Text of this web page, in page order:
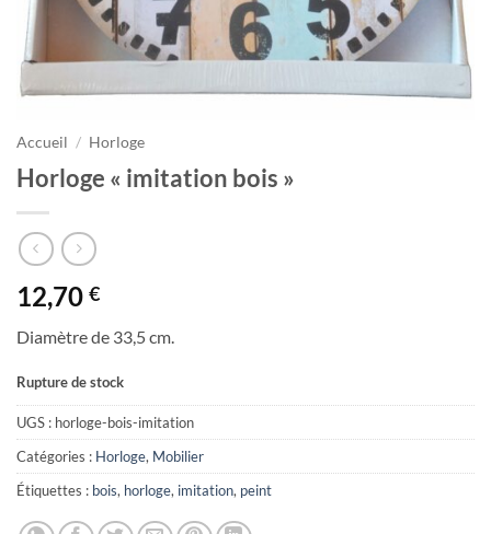
Accueil / Horloge
Horloge « imitation bois »
12,70 €
Diamètre de 33,5 cm.
Rupture de stock
UGS : horloge-bois-imitation
Catégories : Horloge, Mobilier
Étiquettes : bois, horloge, imitation, peint